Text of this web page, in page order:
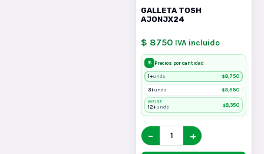
GALLETA TOSH
AJONJX24
$ 8750 IVA incluido
% Precios por cantidad
1+unds $8,750
3+unds $8,550
MEJOR
12+unds $8,350
− +